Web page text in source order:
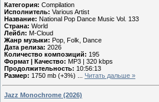
Категория: Compilation
Исполнитель: Various Artist
Название: National Pop Dance Music Vol. 133
Страна: World
Лейбл: M-Cloud
Жанр музыки: Pop, Folk, Dance
Дата релиза: 2026
Количество композиций: 195
Формат | Качество: MP3 | 320 kbps
Продолжительность: 10:56:13
Размер: 1750 mb (+3%) Читать дальше »
Jazz Monochrome (2026)